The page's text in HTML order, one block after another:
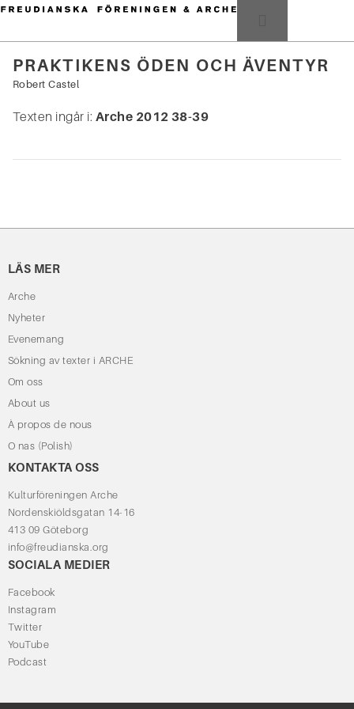
Hoppa
MENY
Sök
PRAKTIKENS ÖDEN OCH ÄVENTYR
Robert Castel
Texten ingår i: Arche 2012 38-39
LÄS MER
Arche
Nyheter
Evenemang
Sökning av texter i ARCHE
Om oss
About us
À propos de nous
O nas (Polish)
KONTAKTA OSS
Kulturföreningen Arche
Nordenskiöldsgatan 14-16
413 09 Göteborg
info@freudianska.org
SOCIALA MEDIER
Facebook
Instagram
Twitter
YouTube
Podcast